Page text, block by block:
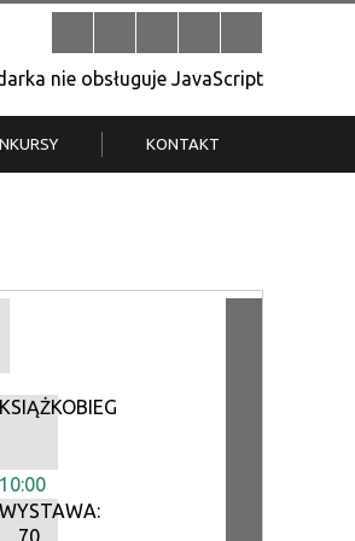
nie obsługuje JavaScript
KONTAKT
KSIĄŻKOBIEG
10:00
WYSTAWA:
70